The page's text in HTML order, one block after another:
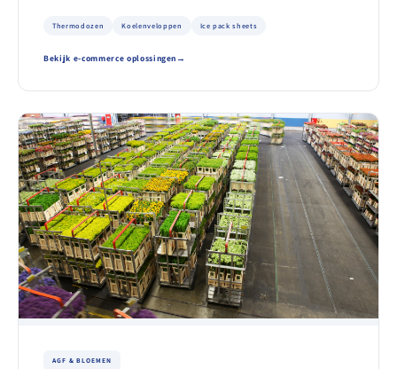
Thermodozen Koelenveloppen Ice pack sheets
Bekijk e-commerce oplossingen
AGF & BLOEMEN